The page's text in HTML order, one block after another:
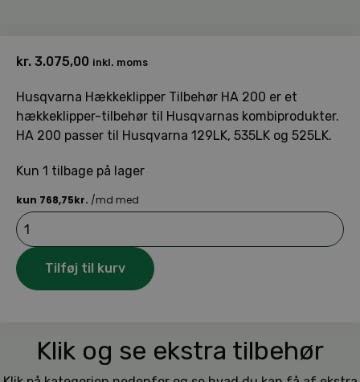
kr. 3.075,00 inkl. moms
Husqvarna Hækkeklipper Tilbehør HA 200 er et
hækkeklipper-tilbehør til Husqvarnas kombiprodukter.
HA 200 passer til Husqvarna 129LK, 535LK og 525LK.
Kun 1 tilbage på lager
Husqvarna
Hækkeklipper
Tilbehør
HA
200
antal
Tilføj til kurv
Klik og se ekstra tilbehør